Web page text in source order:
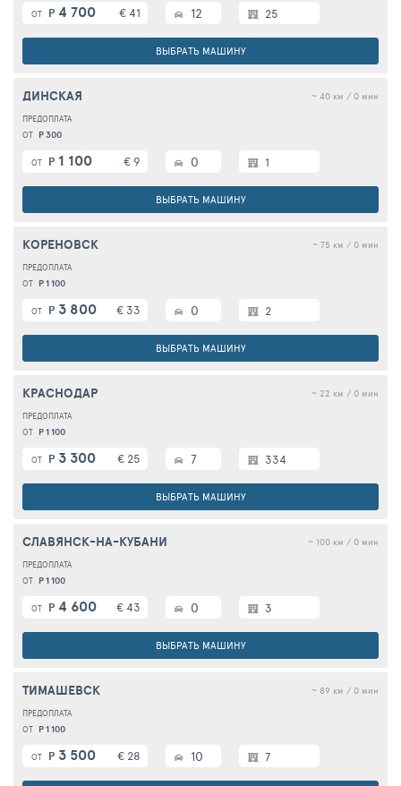
25
ОТ Р 4 700 € 41 12
ВЫБРАТЬ МАШИНУ
ДИНСКАЯ ~ 40 км / 0 мин
1
ОТ Р 1 100 € 9
ОТ Р 300
0
ВЫБРАТЬ МАШИНУ
КОРЕНОВСК ~ 75 км / 0 мин
2
ОТ Р 3 800 € 33
ОТ Р 1 100
0
ВЫБРАТЬ МАШИНУ
КРАСНОДАР ~ 22 км / 0 мин
334
ОТ Р 3 300 € 25
ОТ Р 1 100
7
ВЫБРАТЬ МАШИНУ
СЛАВЯНСК-НА-КУБАНИ ~ 100 км / 0 мин
3
ОТ Р 4 600 € 43
ОТ Р 1 100
0
ВЫБРАТЬ МАШИНУ
ТИМАШЕВСК ~ 89 км / 0 мин
7
ОТ Р 3 500 € 28
ОТ Р 1 100
10